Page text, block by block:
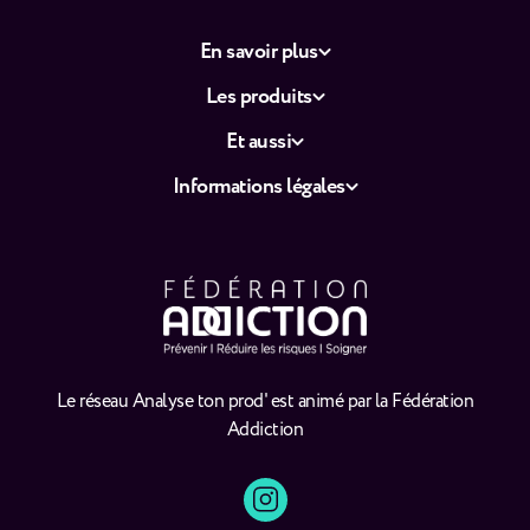
Le réseau Analyse ton prod' est animé par la Fédération
Addiction
En savoir plus
Les produits
Et aussi
Informations légales